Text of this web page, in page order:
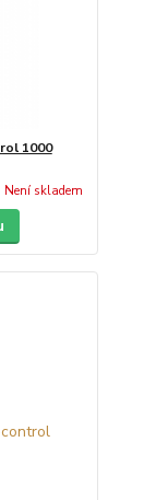
1000
Není skladem